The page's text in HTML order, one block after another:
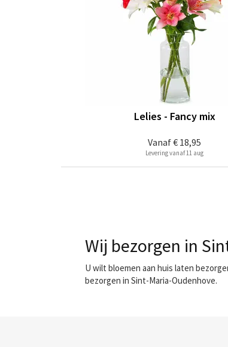
Vanaf€ 18,95
Lelies - Fancy mix
Levering vanaf 11 aug
Wij bezorgen in
U wilt bloemen aan huis laten
bezorgen in Sint-Maria-Oudenhove.